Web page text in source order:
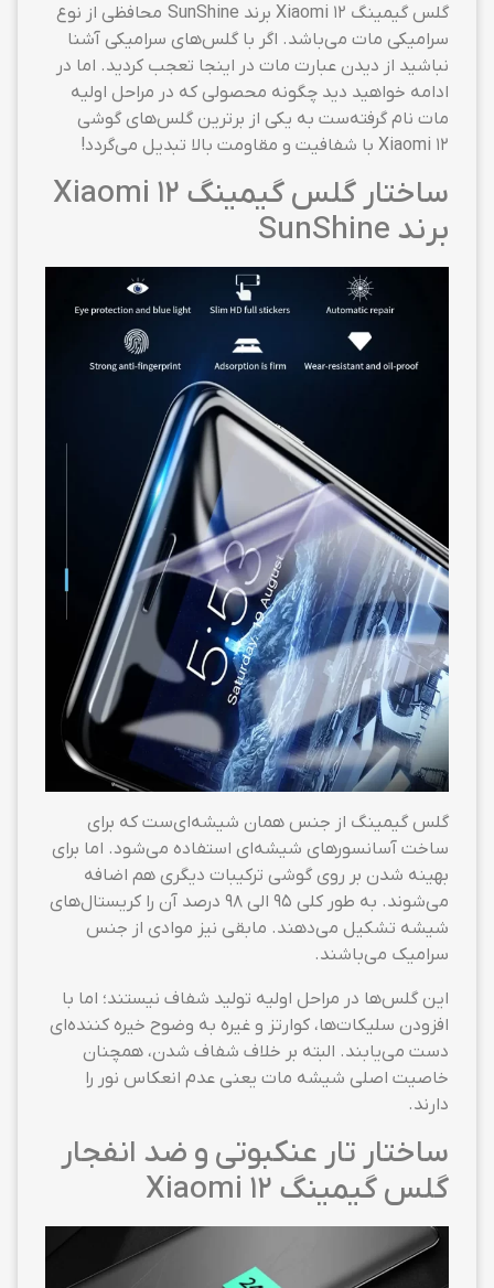
گلس گیمینگ Xiaomi 12 برند SunShine محافظی از نوع
سرامیکی مات می‌باشد. اگر با گلس‌های سرامیکی آشنا
نباشید از دیدن عبارت مات در اینجا تعجب کردید. اما در
ادامه خواهید دید چگونه محصولی که در مراحل اولیه
مات نام گرفته‌ست به یکی از برترین گلس‌های گوشی
Xiaomi 12 با شفافیت و مقاومت بالا تبدیل می‌گردد!
ساختار گلس گیمینگ Xiaomi 12
برند SunShine
گلس گیمینگ از جنس همان شیشه‌ای‌ست که برای
ساخت آسانسورهای شیشه‌ای استفاده می‌شود. اما برای
بهینه شدن بر روی گوشی ترکیبات دیگری هم اضافه
می‌شوند. به طور کلی ۹۵ الی ۹۸ درصد آن را کریستال‌های
شیشه تشکیل می‌دهند. مابقی نیز موادی از جنس
سرامیک می‌باشند.
این گلس‌ها در مراحل اولیه تولید شفاف نیستند؛ اما با
افزودن سلیکات‌ها، کوارتز و غیره به وضوح خیره کننده‌ای
دست می‌یابند. البته بر خلاف شفاف شدن، همچنان
خاصیت اصلی شیشه مات یعنی عدم انعکاس نور را
دارند.
ساختار تار عنکبوتی و ضد انفجار
گلس گیمینگ Xiaomi 12